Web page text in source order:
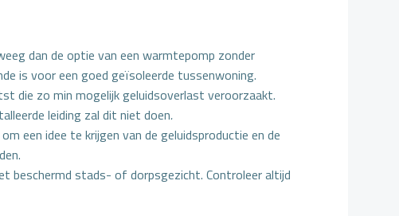
dan de optie van een warmtepomp zonder
is voor een goed geïsoleerde tussenwoning.
die zo min mogelijk geluidsoverlast veroorzaakt.
leiding zal dit niet doen.
een idee te krijgen van de geluidsproductie en de
beschermd stads- of dorpsgezicht. Controleer altijd